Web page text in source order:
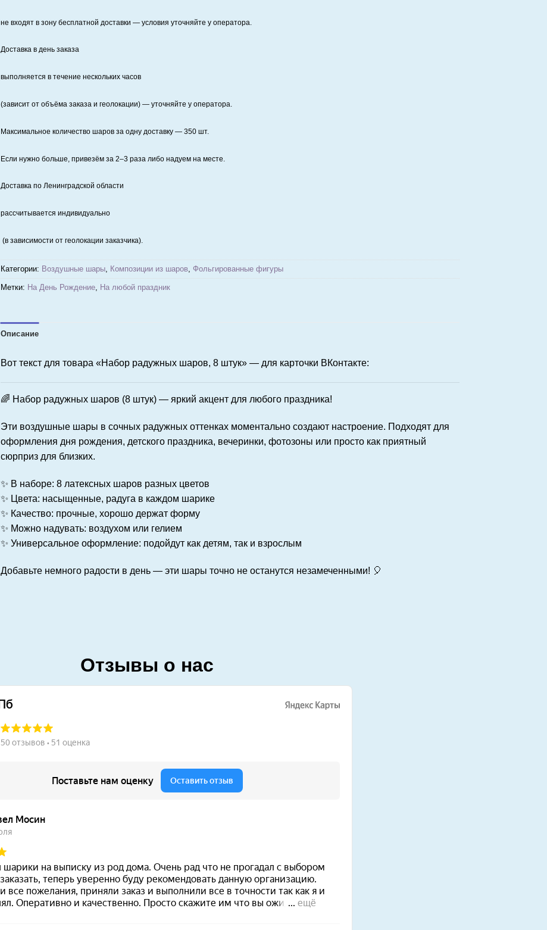
не входят в зону бесплатной доставки — условия уточняйте у оператора.
Доставка в день заказа
выполняется в течение нескольких часов
(зависит от объёма заказа и геолокации) — уточняйте у оператора.
Максимальное количество шаров за одну доставку — 350 шт.
Если нужно больше, привезём за 2–3 раза либо надуем на месте.
Доставка по Ленинградской области
рассчитывается индивидуально
(в зависимости от геолокации заказчика).
Категории: Воздушные шары, Композиции из шаров, Фольгированные фигуры
Метки: На День Рождение, На любой праздник
Описание
Вот текст для товара «Набор радужных шаров, 8 штук»— для карточки ВКонтакте:
🌈 Набор радужных шаров (8 штук)— яркий акцент для любого праздника!
Эти воздушные шары в сочных радужных оттенках моментально создают настроение. Подходят для
оформления дня рождения, детского праздника, вечеринки, фотозоны или просто как приятный
сюрприз для близких.
✨ В наборе: 8 латексных шаров разных цветов
✨ Цвета: насыщенные, радуга в каждом шарике
✨ Качество: прочные, хорошо держат форму
✨ Можно надувать: воздухом или гелием
✨ Универсальное оформление: подойдут как детям, так и взрослым
Добавьте немного радости в день — эти шары точно не останутся незамеченными! 🎈
Отзывы о нас